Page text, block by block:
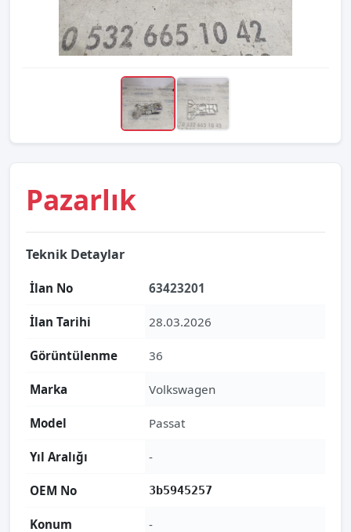
Pazarlık
Teknik Detaylar
İlan No 63423201
İlan Tarihi 28.03.2026
Görüntülenme 36
Marka Volkswagen
Model Passat
Yıl Aralığı -
OEM No 3b5945257
Konum -